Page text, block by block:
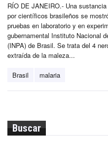
RÍO DE JANEIRO.- Una
por científicos brasileños se
pruebas en laboratorio y en
gubernamental Instituto Nacional
(INPA) de Brasil. Se trata del 4
extraída de la maleza...
Brasil malaria
Buscar